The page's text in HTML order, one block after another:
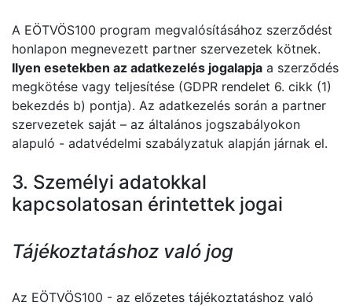
A EÖTVÖS100 program megvalósításához szerződést
honlapon megnevezett partner szervezetek kötnek.
Ilyen esetekben az adatkezelés jogalapja a szerződés
megkötése vagy teljesítése (GDPR rendelet 6. cikk (1)
bekezdés b) pontja). Az adatkezelés során a partner
szervezetek saját – az általános jogszabályokon
alapuló - adatvédelmi szabályzatuk alapján járnak el.
3. Személyi adatokkal
kapcsolatosan érintettek jogai
Tájékoztatáshoz való jog
Az EÖTVÖS100 - az előzetes tájékoztatáshoz való